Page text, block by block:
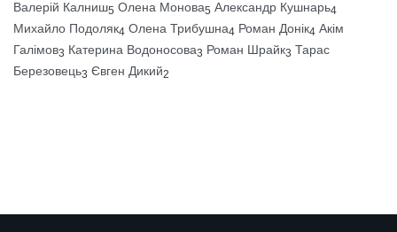
Валерій Калниш5 Олена Монова5 Александр Кушнарь4
Михайло Подоляк4 Олена Трибушна4 Роман Донік4 Акім
Галімов3 Катерина Водоносова3 Роман Шрайк3 Тарас
Березовець3 Євген Дикий2